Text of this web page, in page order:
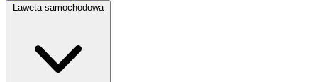
Laweta samochodowa